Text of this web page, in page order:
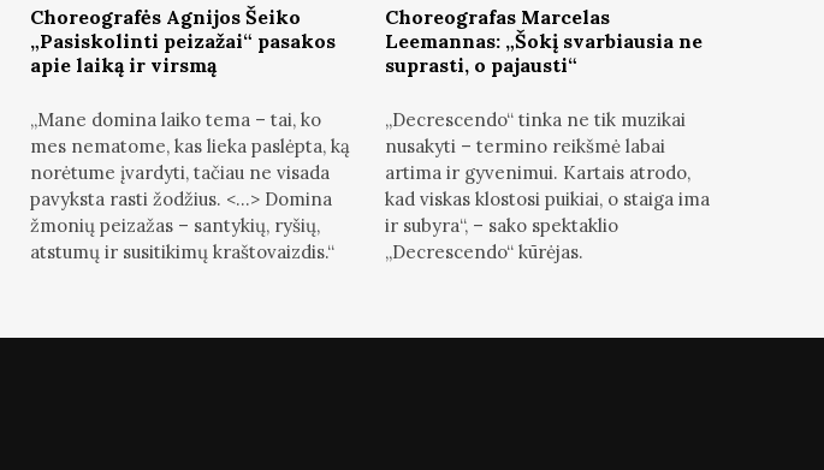
Choreografės Agnijos Šeiko
„Pasiskolinti peizažai“ pasakos
apie laiką ir virsmą
„Mane domina laiko tema – tai, ko
mes nematome, kas lieka paslėpta, ką
norėtume įvardyti, tačiau ne visada
pavyksta rasti žodžius. <...> Domina
žmonių peizažas – santykių, ryšių,
atstumų ir susitikimų kraštovaizdis.“
Choreografas Marcelas
Leemannas: „Šokį svarbiausia ne
suprasti, o pajausti“
„Decrescendo“ tinka ne tik muzikai
nusakyti – termino reikšmė labai
artima ir gyvenimui. Kartais atrodo,
kad viskas klostosi puikiai, o staiga ima
ir subyra“, – sako spektaklio
„Decrescendo“ kūrėjas.